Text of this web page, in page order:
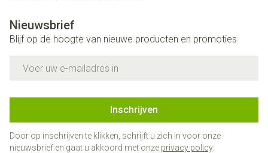
Nieuwsbrief
Blijf op de hoogte van nieuwe producten en promoties
Inschrijven
Door op inschrijven te klikken, schrijft u zich in voor onze
nieuwsbrief en gaat u akkoord met onze privacy policy.